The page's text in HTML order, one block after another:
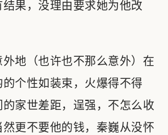
果，没理由要求她为他改
地（也许也不那么意外）在
个性如装束，火爆得不得
家世差距，逞强，不怎么收
更不要他的钱，秦巍从没怀